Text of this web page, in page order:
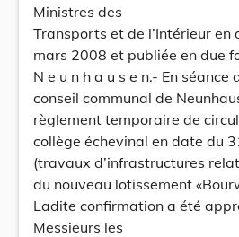
Ministres des
Transports et de l’Intérieur
mars 2008 et publiée en due
N e u n h a u s e n.- En
conseil communal de
règlement temporaire de
collège échevinal en date du
(travaux d’infrastructures
du nouveau lotissement
Ladite confirmation a été
Messieurs les